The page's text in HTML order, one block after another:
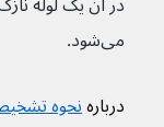
می‌شود.
درباره نحوه